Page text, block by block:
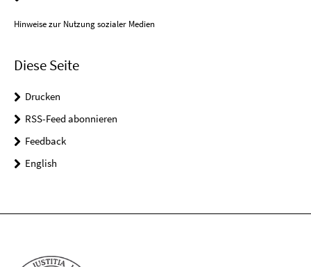
Hinweise zur Nutzung sozialer Medien
Diese Seite
Drucken
RSS-Feed abonnieren
Feedback
English